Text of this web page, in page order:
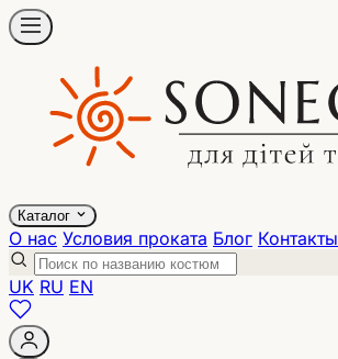
Каталог
О нас Условия проката Блог Контакты
UK RU EN